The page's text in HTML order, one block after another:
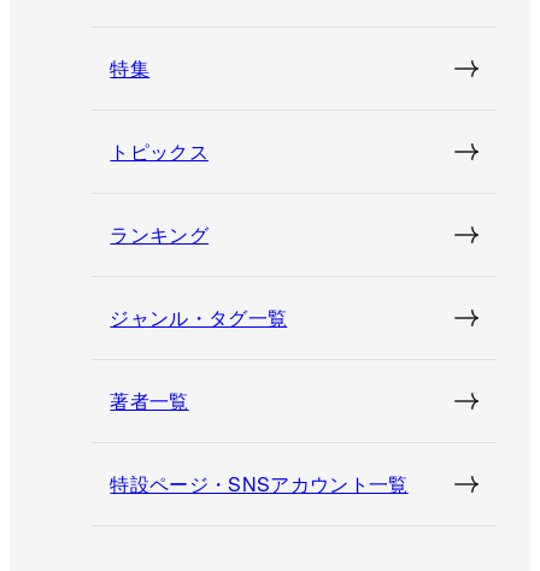
特集
トピックス
ランキング
ジャンル・タグ一覧
著者一覧
特設ページ・SNSアカウント一覧